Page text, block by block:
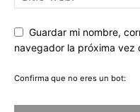
Guardar mi nombre,
navegador la próxima vez
Confirma que no eres un bot: